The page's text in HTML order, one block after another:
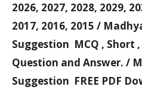
2026, 2027, 2028, 2029,
2017, 2016, 2015 /
Suggestion MCQ , Short
Question and Answer. /
Suggestion FREE PDF